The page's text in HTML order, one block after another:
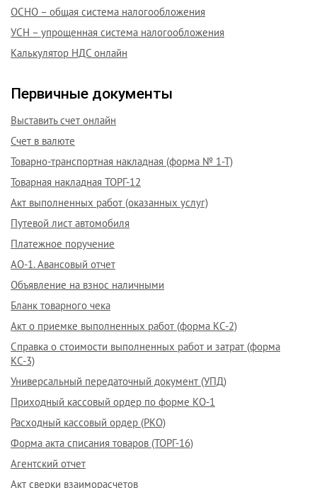
ОСНО – общая система налогообложения
УСН – упрощенная система налогообложения
Калькулятор НДС онлайн
Первичные документы
Выставить счет онлайн
Счет в валюте
Товарно-транспортная накладная (форма № 1-Т)
Товарная накладная ТОРГ-12
Акт выполненных работ (оказанных услуг)
Путевой лист автомобиля
Платежное поручение
АО-1. Авансовый отчет
Объявление на взнос наличными
Бланк товарного чека
Акт о приемке выполненных работ (форма КС-2)
Справка о стоимости выполненных работ и затрат (форма
КС-3)
Универсальный передаточный документ (УПД)
Приходный кассовый ордер по форме КО-1
Расходный кассовый ордер (РКО)
Форма акта списания товаров (ТОРГ-16)
Агентский отчет
Акт сверки взаиморасчетов